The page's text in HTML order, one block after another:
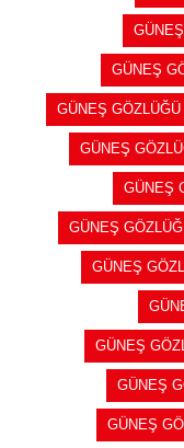
GÜNEŞ
GÜNEŞ
GÜNEŞ
GÜNEŞ
GÜNEŞ
GÜNEŞ
GÜNEŞ
GÜNEŞ
GÜNEŞ